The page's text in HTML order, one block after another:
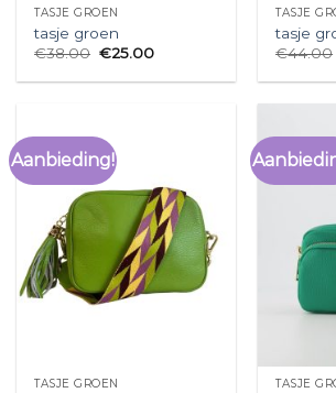
TASJE GROEN
tasje groen
€38.00 €25.00
TASJE
tasje
€44.00
Aanbieding!
TASJE GROEN TASJE